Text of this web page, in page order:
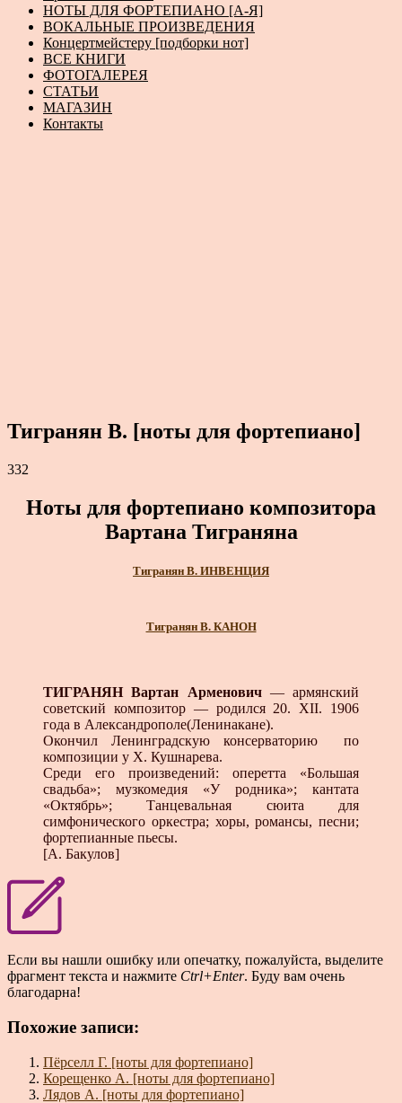
НОТЫ ДЛЯ ФОРТЕПИАНО [А-Я]
ВОКАЛЬНЫЕ ПРОИЗВЕДЕНИЯ
Концертмейстеру [подборки нот]
ВСЕ КНИГИ
ФОТОГАЛЕРЕЯ
СТАТЬИ
МАГАЗИН
Контакты
Тигранян В. [ноты для фортепиано]
332
Ноты для фортепиано композитора
Вартана Тиграняна
Тигранян В. ИНВЕНЦИЯ
Тигранян В. КАНОН
ТИГРАНЯН Вартан Арменович— армянский
советский композитор — родился 20. ХII. 1906
года в Александрополе(Ленинакане).
Окончил Ленинградскую консерваторию по
композиции у X. Кушнарева.
Среди его произведений: оперетта «Большая
свадьба»; музкомедия «У родника»; кантата
«Октябрь»; Танцевальная сюита для
симфонического оркестра; хоры, романсы, песни;
фортепианные пьесы.
[А. Бакулов]
Если вы нашли ошибку или опечатку, пожалуйста, выделите
фрагмент текста и нажмите Ctrl+Enter. Буду вам очень
благодарна!
Похожие записи:
Пёрселл Г. [ноты для фортепиано]
Корещенко А. [ноты для фортепиано]
Лядов А. [ноты для фортепиано]